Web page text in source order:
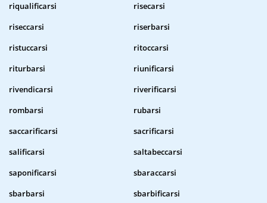
riqualificarsi
risecarsi
riseccarsi
riserbarsi
ristuccarsi
ritoccarsi
riturbarsi
riunificarsi
rivendicarsi
riverificarsi
rombarsi
rubarsi
saccarificarsi
sacrificarsi
salificarsi
saltabeccarsi
saponificarsi
sbaraccarsi
sbarbarsi
sbarbificarsi